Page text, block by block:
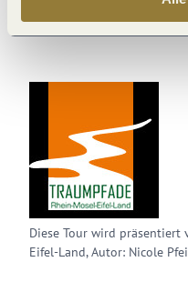
Diese Tour wird präsentiert
Eifel-Land, Autor: Nicole